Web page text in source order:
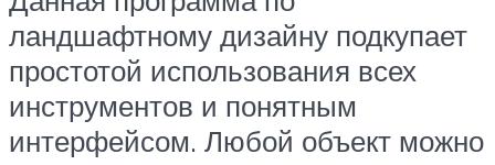
ландшафтному дизайну подкупает
простотой использования всех
инструментов и понятным
интерфейсом. Любой объект можно